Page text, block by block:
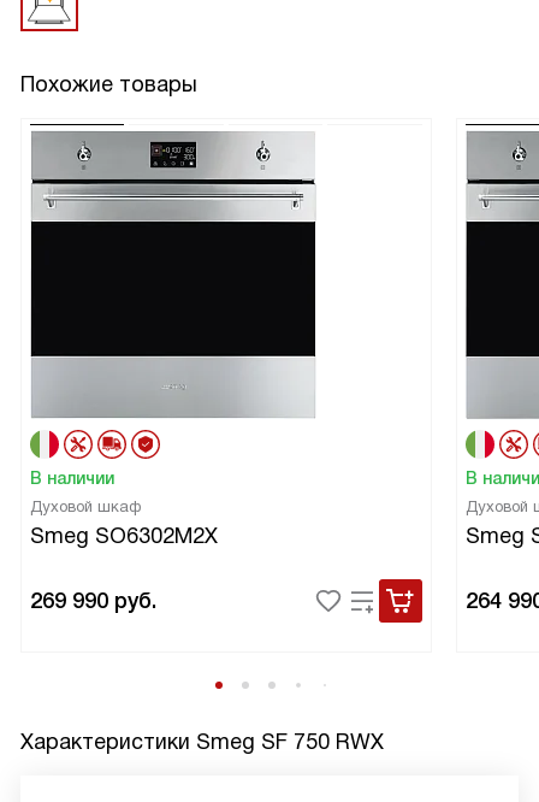
Похожие товары
В наличии
Духовой шкаф
Smeg SO6302M2X
269 990 руб.
В
Духовой
Smeg
264
Характеристики Smeg SF 750 RWX